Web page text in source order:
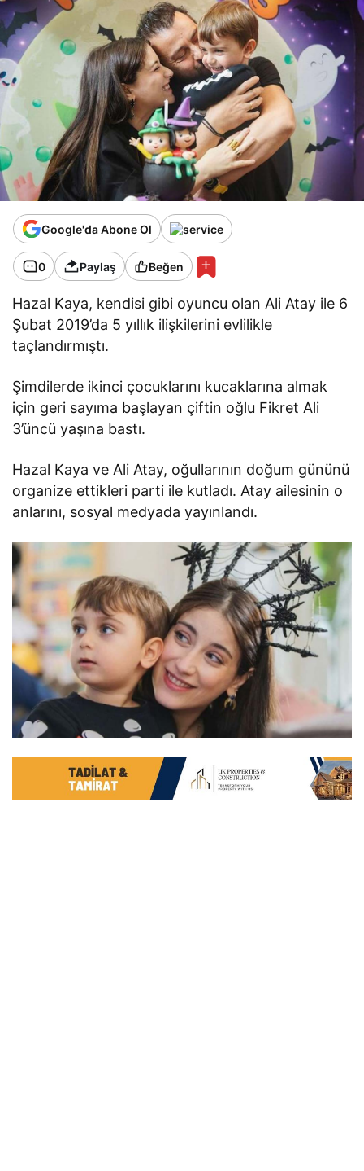
Google'da Abone Ol
0 Paylaş Beğen
Hazal Kaya, kendisi gibi oyuncu olan Ali Atay ile 6
Şubat 2019’da 5 yıllık ilişkilerini evlilikle
taçlandırmıştı.
Şimdilerde ikinci çocuklarını kucaklarına almak
için geri sayıma başlayan çiftin oğlu Fikret Ali
3’üncü yaşına bastı.
Hazal Kaya ve Ali Atay, oğullarının doğum gününü
organize ettikleri parti ile kutladı. Atay ailesinin o
anlarını, sosyal medyada yayınlandı.